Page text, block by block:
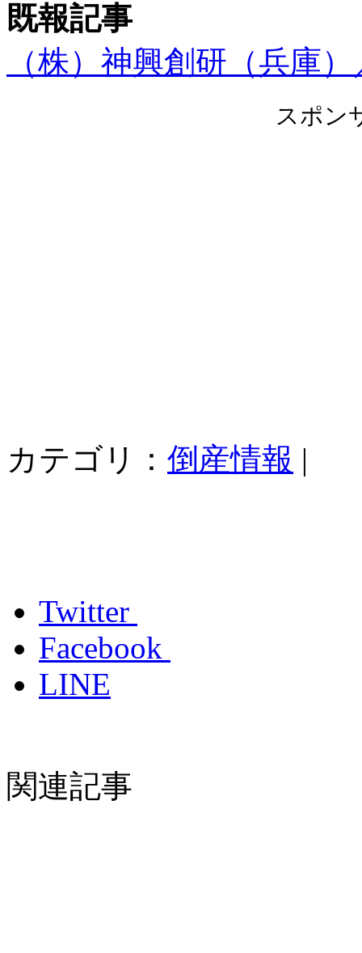
既報記事
（株）神興創研（兵庫
スポン
カテゴリ： 倒産情報 |
Twitter
Facebook
LINE
関連記事